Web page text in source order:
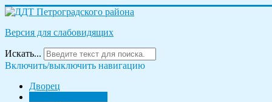
Версия для слабовидящих
Искать...
Включить/выключить навигацию
Дворец